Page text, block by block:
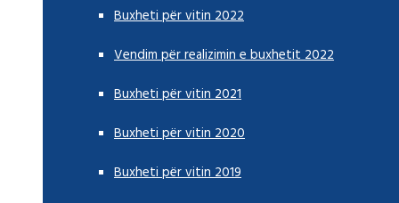
Buxheti për vitin 2022
Vendim për realizimin e buxhetit 2022
Buxheti për vitin 2021
Buxheti për vitin 2020
Buxheti për vitin 2019